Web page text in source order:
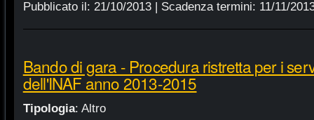
Pubblicato il: 21/10/2013| Scadenza termini: 11/11/
Bando di gara - Procedura ristretta per i
dell'INAF anno 2013-2015
Tipologia: Altro